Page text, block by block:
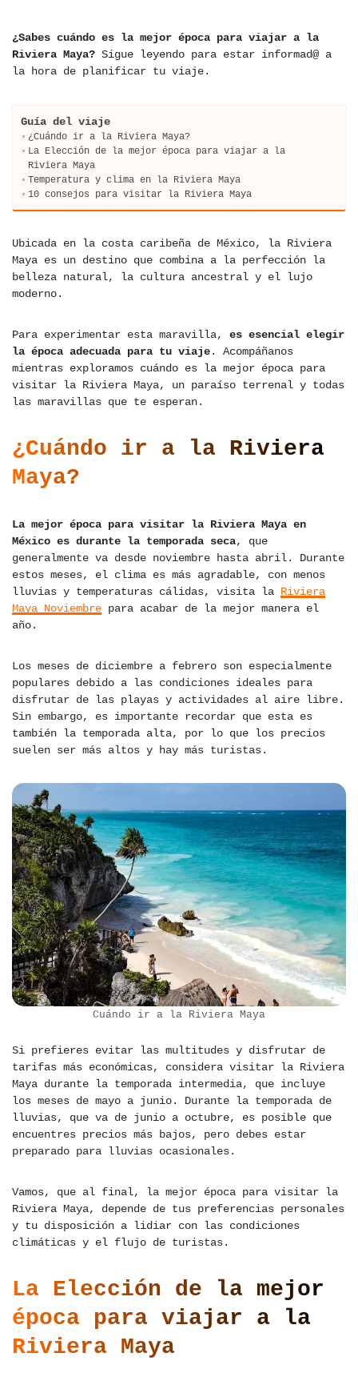
¿Sabes cuándo es la mejor época para viajar a la
Riviera Maya? Sigue leyendo para estar informad@ a
la hora de planificar tu viaje.
Guía del viaje
¿Cuándo ir a la Riviera Maya?
La Elección de la mejor época para viajar a la
Riviera Maya
Temperatura y clima en la Riviera Maya
10 consejos para visitar la Riviera Maya
Ubicada en la costa caribeña de México, la Riviera
Maya es un destino que combina a la perfección la
belleza natural, la cultura ancestral y el lujo
moderno.
Para experimentar esta maravilla, es esencial elegir
la época adecuada para tu viaje. Acompáñanos
mientras exploramos cuándo es la mejor época para
visitar la Riviera Maya, un paraíso terrenal y todas
las maravillas que te esperan.
¿Cuándo ir a la Riviera
Maya?
La mejor época para visitar la Riviera Maya en
México es durante la temporada seca, que
generalmente va desde noviembre hasta abril. Durante
estos meses, el clima es más agradable, con menos
lluvias y temperaturas cálidas, visita la Riviera
Maya Noviembre para acabar de la mejor manera el
año.
Los meses de diciembre a febrero son especialmente
populares debido a las condiciones ideales para
disfrutar de las playas y actividades al aire libre.
Sin embargo, es importante recordar que esta es
también la temporada alta, por lo que los precios
suelen ser más altos y hay más turistas.
Cuándo ir a la Riviera Maya
Si prefieres evitar las multitudes y disfrutar de
tarifas más económicas, considera visitar la Riviera
Maya durante la temporada intermedia, que incluye
los meses de mayo a junio. Durante la temporada de
lluvias, que va de junio a octubre, es posible que
encuentres precios más bajos, pero debes estar
preparado para lluvias ocasionales.
Vamos, que al final, la mejor época para visitar la
Riviera Maya, depende de tus preferencias personales
y tu disposición a lidiar con las condiciones
climáticas y el flujo de turistas.
La Elección de la mejor
época para viajar a la
Riviera Maya